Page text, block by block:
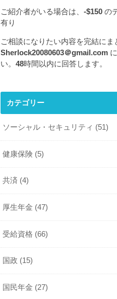
ご紹介者がいる場合は、 -$150 の
有り
ご相談になりたい内容を完結にま
Sherlock20080603＠gmail.com
い。 48時間以内に回答します。
カテゴリー
ソーシャル・セキュリティ (51)
健康保険 (5)
共済 (4)
厚生年金 (47)
受給資格 (66)
国政 (15)
国民年金 (27)